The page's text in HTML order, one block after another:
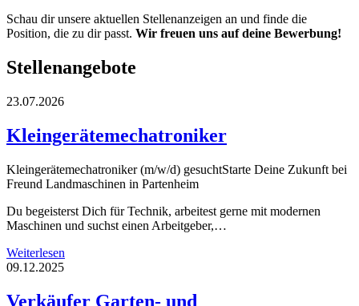
Schau dir unsere aktuellen Stellenanzeigen an und finde die
Position, die zu dir passt. Wir freuen uns auf deine Bewerbung!
Stellenangebote
23.07.2026
Kleingerätemechatroniker
Kleingerätemechatroniker (m/w/d) gesuchtStarte Deine Zukunft bei
Freund Landmaschinen in Partenheim
Du begeisterst Dich für Technik, arbeitest gerne mit modernen
Maschinen und suchst einen Arbeitgeber,…
Weiterlesen
09.12.2025
Verkäufer Garten- und